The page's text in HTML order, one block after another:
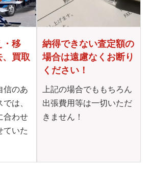
・移
、買取
信のあ
は、
合わせ
ていた
納得できない査定額の
場合は遠慮なくお断り
ください！
上記の場合でももちろん
出張費用等は一切いただ
きません！